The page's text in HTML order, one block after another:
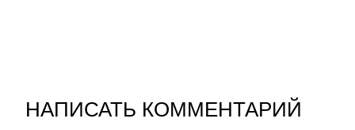
НАПИСАТЬ КОММЕНТАРИЙ